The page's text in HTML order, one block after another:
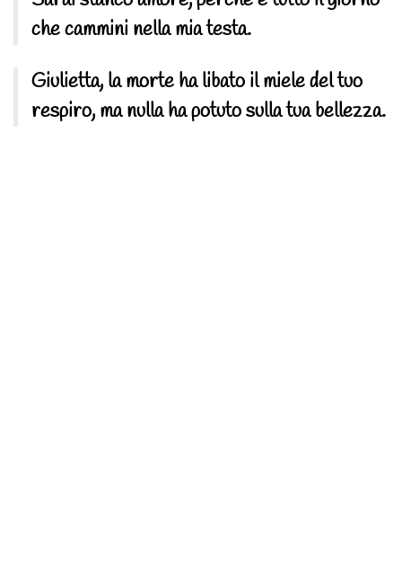
che cammini nella mia testa.
Giulietta, la morte ha libato il miele del tuo
respiro, ma nulla ha potuto sulla tua bellezza.